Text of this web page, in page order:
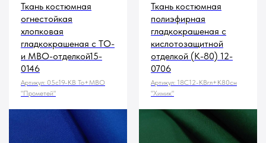
Ткань костюмная
огнестойкая
хлопковая
гладкокрашеная с ТО-
и МВО-отделкой15-
0146
Артикул: 05с19-КВ То+МВО
"Прометей"
Ткань костюмная
полиэфирная
гладкокрашеная с
кислотозащитной
отделкой (К-80) 12-
0706
Артикул: 18С12-КВгл+К80сн
"Химик"